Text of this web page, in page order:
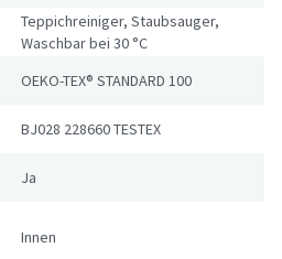
Teppichreiniger, Staubsauger,
Waschbar bei 30 °C
OEKO-TEX® STANDARD 100
BJ028 228660 TESTEX
Ja
Innen